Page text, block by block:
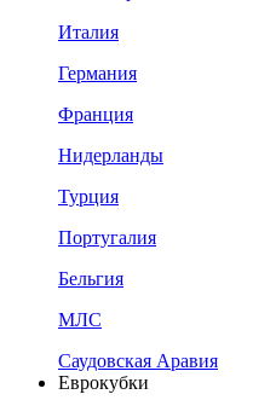
Италия
Германия
Франция
Нидерланды
Турция
Португалия
Бельгия
МЛС
Саудовская Аравия
Еврокубки